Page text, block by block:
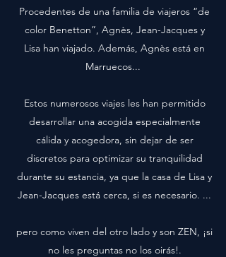
Procedentes de una familia de viajeros “de
color Benetton”, Agnès, Jean-Jacques y
Lisa han viajado. Además, Agnès está en
Marruecos...
Estos numerosos viajes les han permitido
desarrollar una acogida especialmente
cálida y acogedora, sin dejar de ser
discretos para optimizar su tranquilidad
durante su estancia, ya que la casa de Lisa y
Jean-Jacques está cerca, si es necesario. ...
pero como viven del otro lado y son ZEN, ¡si
no les preguntas no los oirás!.